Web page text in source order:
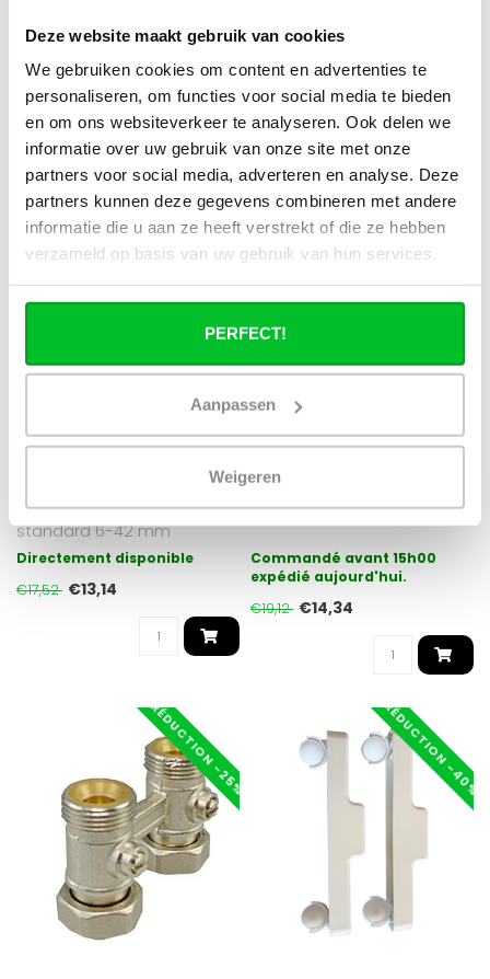
Deze website maakt gebruik van cookies
We gebruiken cookies om content en advertenties te
personaliseren, om functies voor social media te bieden
en om ons websiteverkeer te analyseren. Ook delen we
informatie over uw gebruik van onze site met onze
partners voor social media, adverteren en analyse. Deze
partners kunnen deze gegevens combineren met andere
informatie die u aan ze heeft verstrekt of die ze hebben
verzameld op basis van uw gebruik van hun services.
PERFECT!
Aanpassen
Weigeren
€18,25 €10,95 €11,95
RÉDUCTION -25%
clips standard 6-42 mm
Ciseaux à pinces Oppio
standard 6-42 mm
Directement disponible
€17,52 €13,14
RÉDUCTION -25%
Bloc en H Crochet 3/4
Oppio H-block Crochet 3/4
Commandé avant 15h00
expédié aujourd'hui.
€19,12 €14,34
RÉDUCTION -25% RÉDUCTION -40%